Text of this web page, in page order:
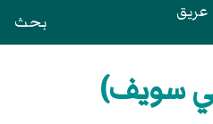
عريق بحث
سويف)